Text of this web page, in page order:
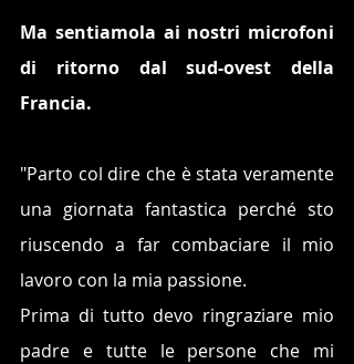
Ma sentiamola ai nostri microfoni
di ritorno dal sud-ovest della
Francia.
"Parto col dire che è stata veramente
una giornata fantastica perché sto
riuscendo a far combaciare il mio
lavoro con la mia passione.
Prima di tutto devo ringraziare mio
padre e tutte le persone che mi